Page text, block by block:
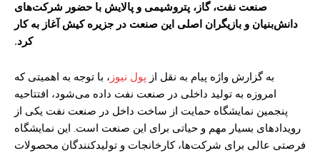
صنعت نفت، گاز، پتروشیمی و پالایش با حضور شرکت‌های
دانش‌بنیان و بازیگران اصلی این صنعت در جزیره کیش آغاز به کار
کرد.
به گزارش واژه پیام به نقل از پول نیوز ، با توجه به اهمیتی که
امروزه به تولید داخلی در صنعت نفت داده می‌شود، افتتاحیه
پنجمین نمایشگاه حمایت از ساخت داخل در صنعت نفت یکی از
رویدادهای بسیار مهم و حیاتی برای این صنعت است. این نمایشگاه
فرصتی عالی برای شرکت‌ها، کارخانجات و تولیدکنندگان محصولات